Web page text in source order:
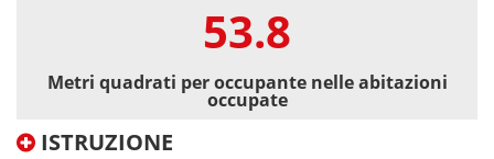
53.8
Metri quadrati per occupante nelle abitazioni
occupate
ISTRUZIONE